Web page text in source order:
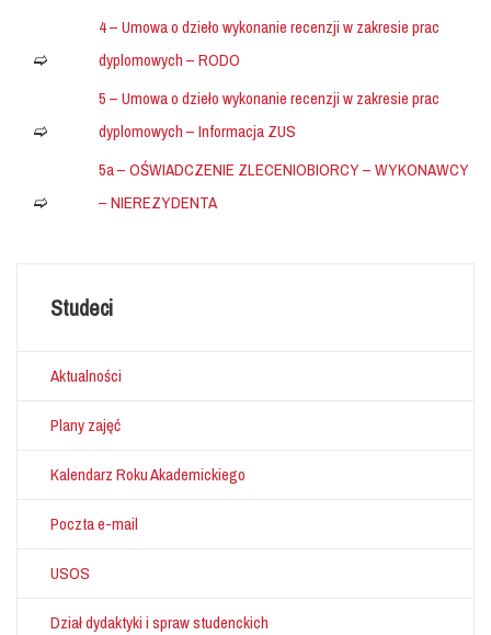
4 – Umowa o dzieło wykonanie recenzji w zakresie prac
dyplomowych – RODO
5 – Umowa o dzieło wykonanie recenzji w zakresie prac
dyplomowych – Informacja ZUS
5a – OŚWIADCZENIE ZLECENIOBIORCY – WYKONAWCY
– NIEREZYDENTA
Studeci
Aktualności
Plany zajęć
Kalendarz Roku Akademickiego
Poczta e-mail
USOS
Dział dydaktyki i spraw studenckich